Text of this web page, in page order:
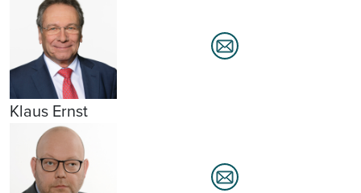
Klaus Ernst